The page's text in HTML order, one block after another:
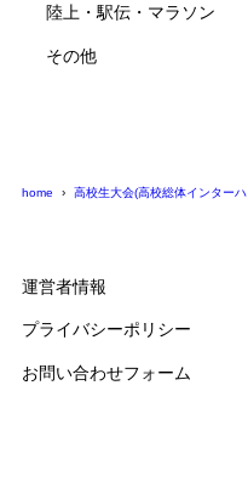
陸上・駅伝・マラソン
その他
home 高校生大会(高校総体インター
運営者情報
プライバシーポリシー
お問い合わせフォーム